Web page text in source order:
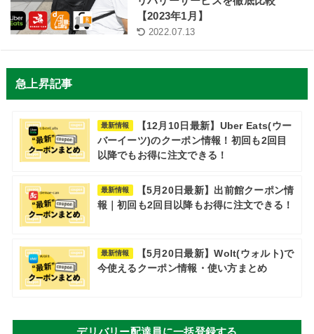
【2023年1月】
2022.07.13
急上昇記事
最新情報
【12月10日最新】Uber Eats(ウー
バーイーツ)のクーポン情報！初回も2回目
以降でもお得に注文できる！
最新情報
【5月20日最新】出前館クーポン情
報｜初回も2回目以降もお得に注文できる！
最新情報
【5月20日最新】Wolt(ウォルト)で
今使えるクーポン情報・使い方まとめ
デリバリー配達員に一括登録する